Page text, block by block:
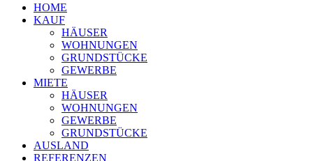
HOME
KAUF
HÄUSER
WOHNUNGEN
GRUNDSTÜCKE
GEWERBE
MIETE
HÄUSER
WOHNUNGEN
GEWERBE
GRUNDSTÜCKE
AUSLAND
REFERENZEN